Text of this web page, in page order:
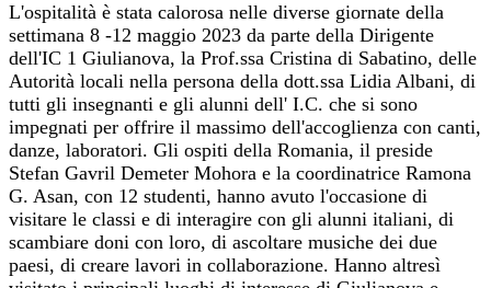
L'ospitalità è stata calorosa nelle diverse giornate della
settimana 8 -12 maggio 2023 da parte della Dirigente
dell'IC 1 Giulianova, la Prof.ssa Cristina di Sabatino, delle
Autorità locali nella persona della dott.ssa Lidia Albani, di
tutti gli insegnanti e gli alunni dell' I.C. che si sono
impegnati per offrire il massimo dell'accoglienza con canti,
danze, laboratori. Gli ospiti della Romania, il preside
Stefan Gavril Demeter Mohora e la coordinatrice Ramona
G. Asan, con 12 studenti, hanno avuto l'occasione di
visitare le classi e di interagire con gli alunni italiani, di
scambiare doni con loro, di ascoltare musiche dei due
paesi, di creare lavori in collaborazione. Hanno altresì